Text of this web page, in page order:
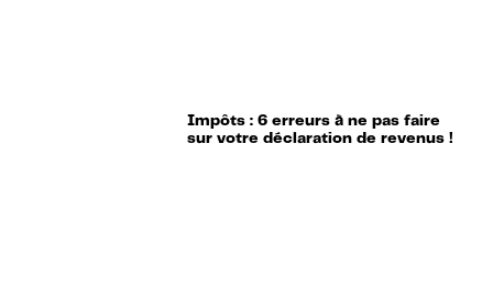
Impôts : 6 erreurs à ne pas faire
sur votre déclaration de revenus !